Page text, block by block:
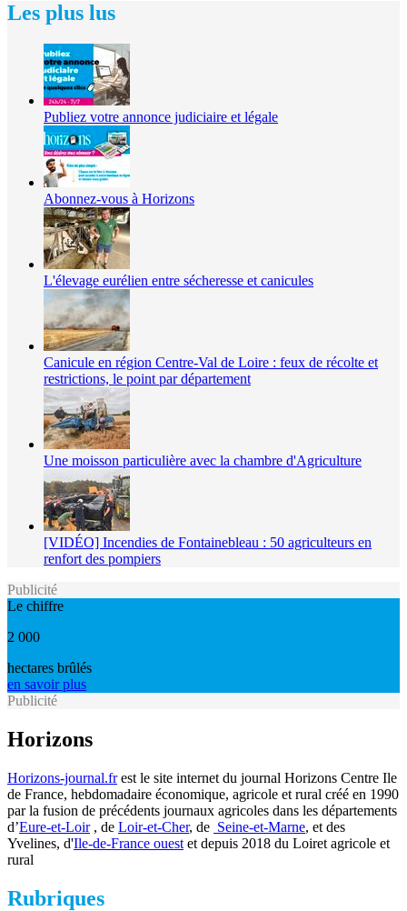
Les plus lus
Publiez votre annonce judiciaire et légale
Abonnez-vous à Horizons
L'élevage eurélien entre sécheresse et canicules
Canicule en région Centre-Val de Loire : feux de récolte et
restrictions, le point par département
Une moisson particulière avec la chambre d'Agriculture
[VIDÉO] Incendies de Fontainebleau : 50 agriculteurs en
renfort des pompiers
Publicité
Le chiffre
2 000
hectares brûlés
en savoir plus
Publicité
Horizons
Horizons-journal.frest le site internet du journal Horizons Centre Ile
de France, hebdomadaire économique, agricole et rural créé en 1990
par la fusion de précédents journaux agricoles dans les départements
d’Eure-et-Loir, de Loir-et-Cher, de Seine-et-Marne, et des
Yvelines, d'Ile-de-France ouest et depuis 2018 du Loiret agricole et
rural
Rubriques